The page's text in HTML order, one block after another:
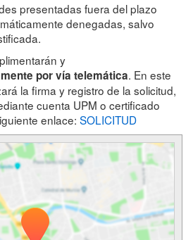
presentadas fuera del plazo
denegadas, salvo
y
por vía telemática. En este
la firma y registro de la solicitud,
cuenta UPM o certificado
enlace: SOLICITUD